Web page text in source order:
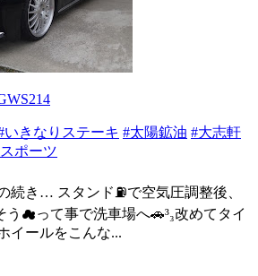
いきなりステーキ #太陽鉱油 #大志軒
ポーツ
続き… スタンド⛽で空気圧調整後、
う☁って事で洗車場へ🚗³₃改めてタイ
イールをこんな...